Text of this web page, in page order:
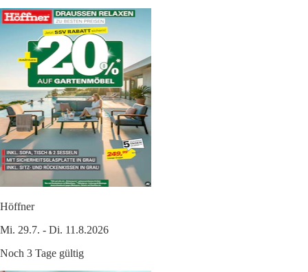
Höffner
Mi. 29.7. - Di. 11.8.2026
Noch 3 Tage gültig